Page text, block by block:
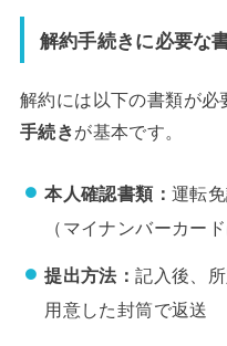
解約手続きに必要な
解約には以下の書類が必
手続きが基本です。
本人確認書類：運転
（マイナンバーカー
提出方法：記入後、
用意した封筒で返送